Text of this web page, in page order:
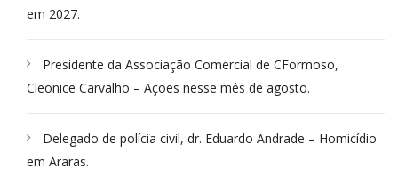
em 2027.
Presidente da Associação Comercial de CFormoso,
Cleonice Carvalho – Ações nesse mês de agosto.
Delegado de polícia civil, dr. Eduardo Andrade – Homicídio
em Araras.